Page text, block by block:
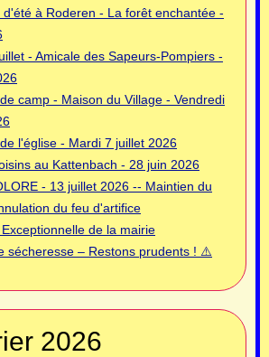
d'été à Roderen - La forêt enchantée -
- Amicale des Sapeurs-Pompiers -
camp - Maison du Village - Vendredi
l'église - Mardi 7 juillet 2026
au Kattenbach - 28 juin 2026
- 13 juillet 2026 -- Maintien du
du feu d'artifice
de la mairie
sécheresse – Restons prudents ! ⚠️
2026